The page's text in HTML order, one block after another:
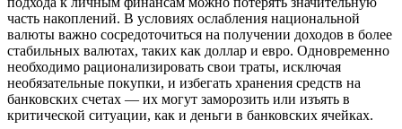
часть накоплений. В условиях ослабления национальной
валюты важно сосредоточиться на получении доходов в более
стабильных валютах, таких как доллар и евро. Одновременно
необходимо рационализировать свои траты, исключая
необязательные покупки, и избегать хранения средств на
банковских счетах — их могут заморозить или изъять в
критической ситуации, как и деньги в банковских ячейках.